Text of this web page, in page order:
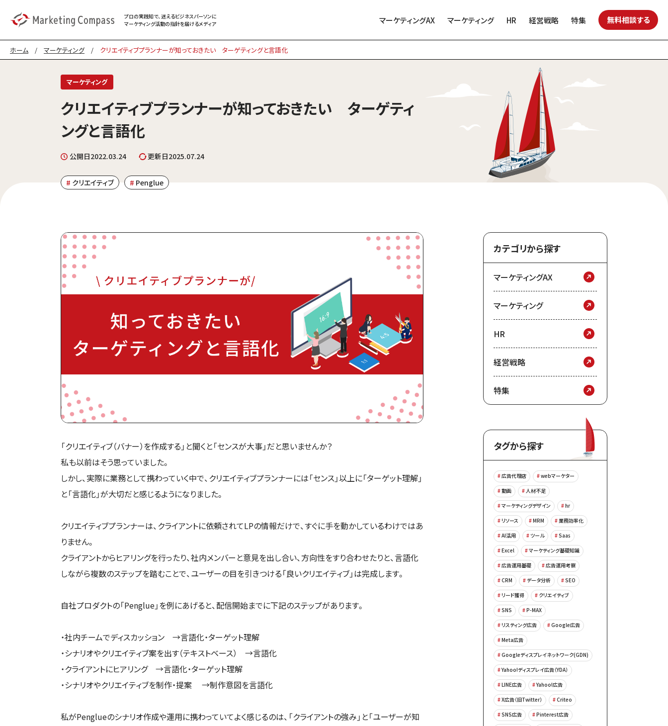
プロの実践知で、迷えるビジネスパーソンに
マーケティング活動の指針を届けるメディア マーケティングAX マーケティング HR 経営戦略 特集 無料相談する
ホーム / マーケティング/ クリエイティブプランナーが知っておきたい ターゲティングと言語化
マーケティング
クリエイティブプランナーが知っておきたい ターゲティ
ングと言語化
公開日2022.03.24 更新日2025.07.24
クリエイティブ Penglue
「クリエイティブ（バナー）を作成する」と聞くと「センスが大事」だと思いませんか？
私も以前はそう思っていました。
しかし、実際に業務として携わっていく中で、クリエイティブプランナーには「センス」以上に「ターゲット理解」
と「言語化」が大切だと感じるようになりました。
クリエイティブプランナーは、クライアントに依頼されてLPの情報だけで、すぐに手を動かしているわけではあ
りません。
クライアントからヒアリングを行ったり、社内メンバーと意見を出し合い、方向性をすり合わせたりと、言語化
しながら複数のステップを踏むことで、ユーザーの目を引きつける「良いクリエイティブ」は完成します。
自社プロダクトの「Penglue」を例にあげると、配信開始までに下記のステップがあります。
・社内チームでディスカッション →言語化・ターゲット理解
・シナリオやクリエイティブ案を出す（テキストベース） →言語化
・クライアントにヒアリング →言語化・ターゲット理解
・シナリオやクリエイティブを制作・提案 →制作意図を言語化
私がPenglueのシナリオ作成や運用に携わっていてよく感じるのは、「クライアントの強み」と「ユーザーが知
カテゴリから探す
マーケティングAX
マーケティング
HR
経営戦略
特集
タグから探す
広告代理店
webマーケター
動画
人材不足
マーケティングデザイン
hr
リソース
MRM
業務効率化
AI活用
ツール
Saas
Excel
マーケティング基礎知識
広告運用基礎
広告運用考察
CRM
データ分析
SEO
リード獲得
クリエイティブ
SNS
P-MAX
リスティング広告
Google広告
Meta広告
Googleディスプレイネットワーク(GDN)
Yahoo!ディスプレイ広告（YDA）
LINE広告
Yahoo!広告
X広告（旧Twitter）
Criteo
SNS広告
Pinterest広告